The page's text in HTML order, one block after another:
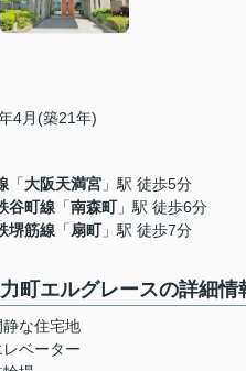
4月(築21年)
「大阪天満宮 」駅 徒歩5分
谷町線 「南森町」駅 徒歩6分
堺筋線 「扇町」駅 徒歩7分
町エルグレースの詳細情
静な住宅地
レベーター